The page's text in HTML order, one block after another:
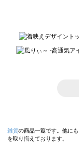
雑貨の商品一覧です。他にも
を取り揃えております。